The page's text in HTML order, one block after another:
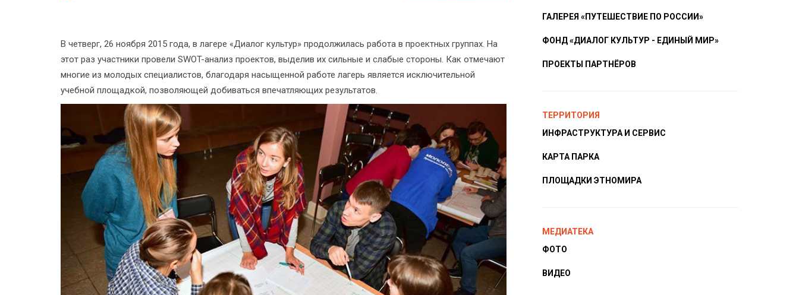
В четверг, 26 ноября 2015 года, в лагере «Диалог культур» продолжилась работа в проектных группах. На
этот раз участники провели SWOT-анализ проектов, выделив их сильные и слабые стороны. Как отмечают
многие из молодых специалистов, благодаря насыщенной работе лагерь является исключительной
учебной площадкой, позволяющей добиваться впечатляющих результатов.
ГАЛЕРЕЯ «ПУТЕШЕСТВИЕ ПО РОССИИ»
ФОНД «ДИАЛОГ КУЛЬТУР - ЕДИНЫЙ МИР»
ПРОЕКТЫ ПАРТНЁРОВ
ТЕРРИТОРИЯ
ИНФРАСТРУКТУРА И СЕРВИС
КАРТА ПАРКА
ПЛОЩАДКИ ЭТНОМИРА
МЕДИАТЕКА
ФОТО
ВИДЕО